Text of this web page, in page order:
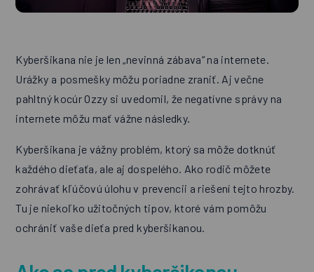
Kyberšikana nie je len „nevinná zábava“ na internete.
Urážky a posmešky môžu poriadne zraniť. Aj večne
pahltný kocúr Ozzy si uvedomil, že negatívne správy na
internete môžu mať vážne následky.
Kyberšikana je vážny problém, ktorý sa môže dotknúť
každého dieťaťa, ale aj dospelého. Ako rodič môžete
zohrávať kľúčovú úlohu v prevencii a riešení tejto hrozby.
Tu je niekoľko užitočných tipov, ktoré vám pomôžu
ochrániť vaše dieťa pred kyberšikanou.